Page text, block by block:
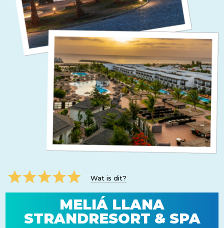
Wat is dit?
MELIÁ LLANA
STRANDRESORT & SPA